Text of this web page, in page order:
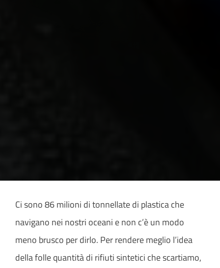
Ci sono 86 milioni di tonnellate di plastica che
navigano nei nostri oceani e non c’è un modo
meno brusco per dirlo. Per rendere meglio l’idea
della folle quantità di rifiuti sintetici che scartiamo,